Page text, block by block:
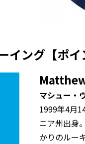
ング【ポイ
マシュー・
1999年4月
ニア州出身
かりのルー